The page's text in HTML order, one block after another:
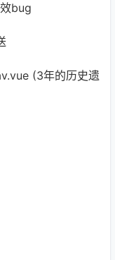
bug
(3年的历史遗